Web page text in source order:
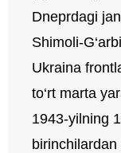
Dneprdagi
Shimoli-
Ukraina
to‘rt marta
1943-yilning
birinchilardan